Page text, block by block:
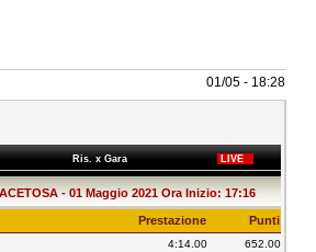
01/05 - 18:28
Ris. x Gara LIVE
- 01 Maggio 2021 Ora Inizio: 17:16
Prestazione Punti
4:14.00
652.00